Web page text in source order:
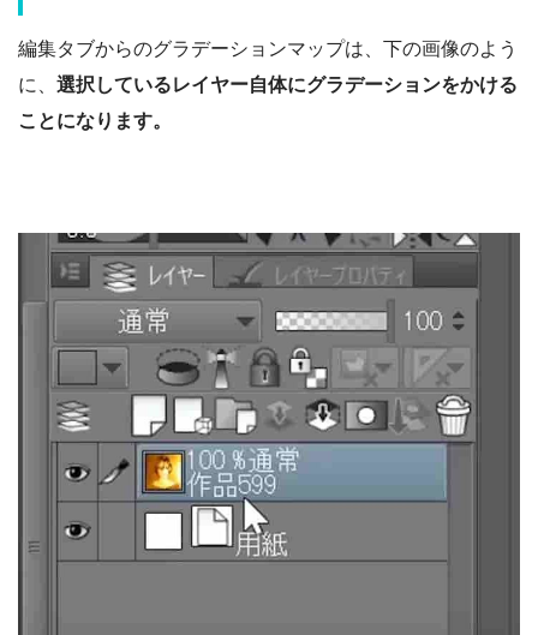
編集タブからのグラデーションマップは、下の画像のよう
に、 選択しているレイヤー自体にグラデーションをかける
ことになります。